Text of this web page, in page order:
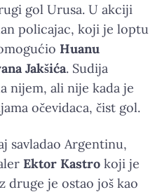
gol Urusa. U akciji
policajac, koji je loptu
Huanu
Jakšića. Sudija
nijem, ali nije kada je
očevidaca, čist gol.
savladao Argentinu,
Ektor Kastro koji je
druge je ostao još kao